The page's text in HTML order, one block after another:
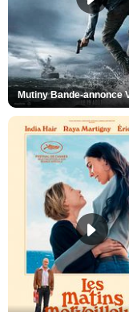
Mutiny Bande-annonce